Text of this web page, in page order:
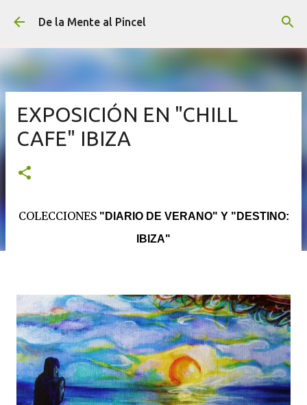
Ir al contenido principal
De la Mente al Pincel
EXPOSICIÓN EN "CHILL
CAFE" IBIZA
COLECCIONES "DIARIO DE VERANO" Y "DESTINO:
IBIZA"